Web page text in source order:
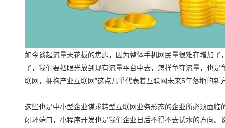
如今谈起流量天花板的焦虑，因为整体手机网民量很难在增加
了，我们要把眼光放到现有流量平台中去，怎样争夺流量，也
联网，拥抱产业互联网”这点几乎代表着互联网未来5年落地的新
这些也是中小型企业谋求转型互联网业务形态的企业所必须面
闭环端口，小程序开发也是我们企业日后不得不去试水的方向